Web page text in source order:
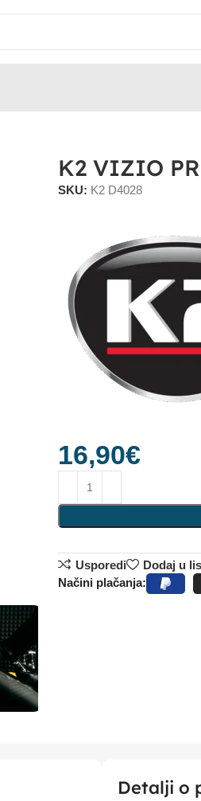
K2 VIZIO
SKU: K2 D4028
16,90€
Usporedi Dodaj u
Načini plačanja:
Detalji o